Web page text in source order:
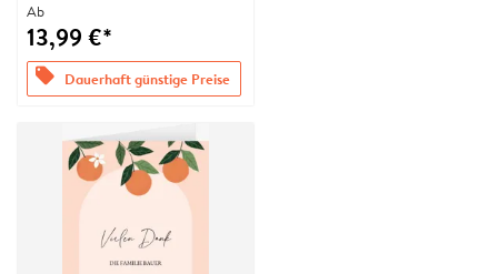
Ab
13,99 €*
offers Dauerhaft günstige Preise